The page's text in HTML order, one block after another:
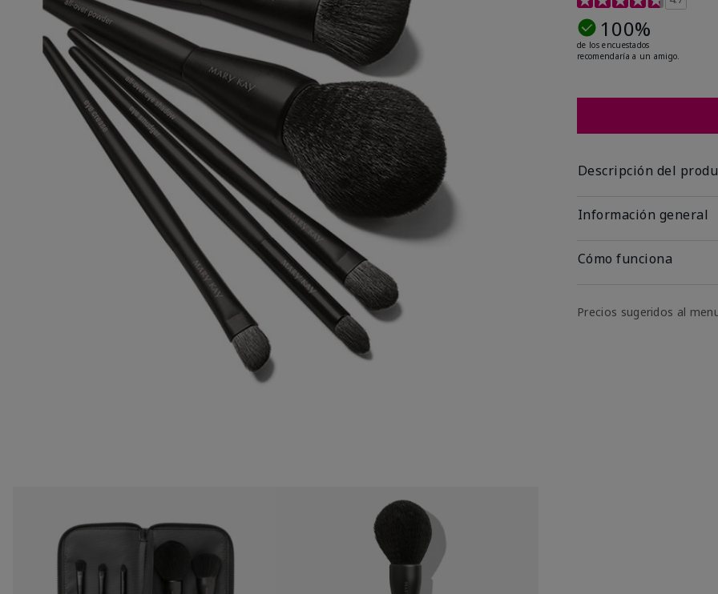
100%
de los encuestados
recomendaría a un amigo.
Descripción del
Información general
Cómo funciona
Precios sugeridos al